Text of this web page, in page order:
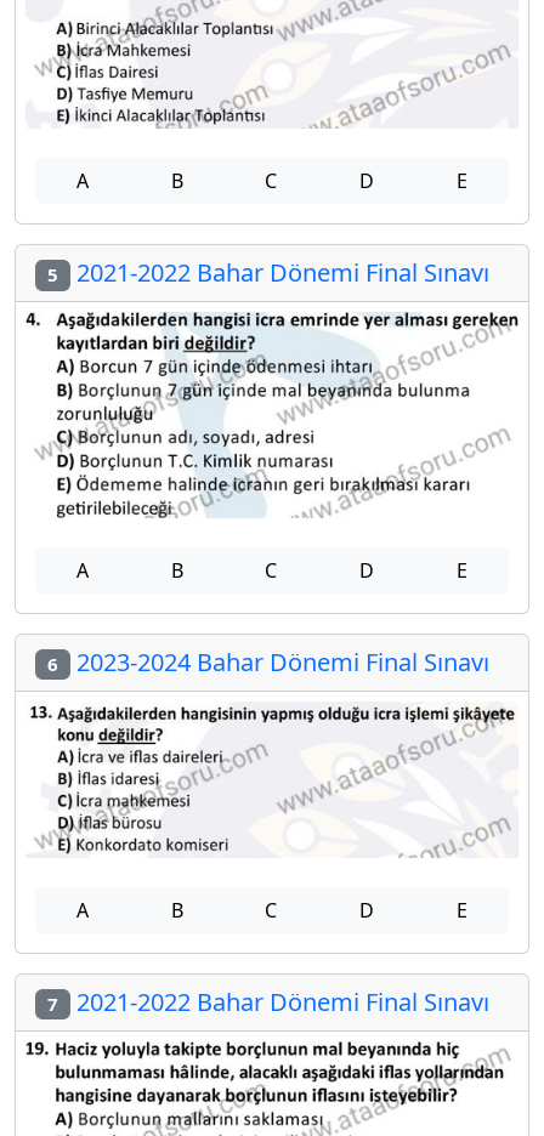
A B C D E
5 2021-2022 Bahar Dönemi Final Sınavı
A B C D E
6 2023-2024 Bahar Dönemi Final Sınavı
A B C D E
7 2021-2022 Bahar Dönemi Final Sınavı